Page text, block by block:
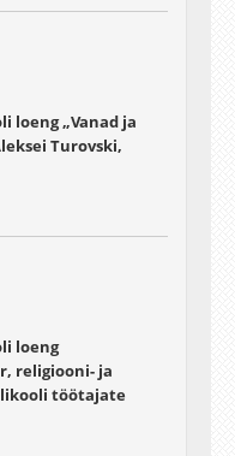
loeng „Vanad ja
Turovski,
loeng
religiooni- ja
töötajate